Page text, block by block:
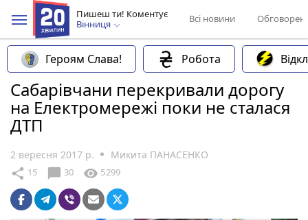
Пишеш ти! Коментує
Вінниця
Всі новини
Героям Слава! Робота
Сабарівчани перекривали дорогу
на Електромережі поки не сталася
ДТП
2 вересня 2017 р. Микита ПАНАСЕНКО
share 15 chat_bubble 30 visibility 5299